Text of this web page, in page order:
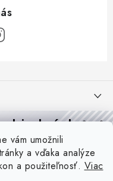
vám umožnili
a vďaka analýze
a použiteľnosť. Viac
zmluvy
tipy,vďaka ktorým
menej.